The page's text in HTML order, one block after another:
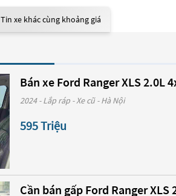
Tin xe khác cùng khoảng giá
Bán xe Ford Ranger XLS 2.0L
2024 - Lắp ráp - Xe cũ - Hà Nội
595 Triệu
Cần bán gấp Ford Ranger